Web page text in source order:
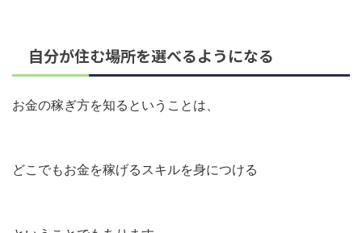
自分が住む場所を選べるようになる
お金の稼ぎ方を知るということは、
どこでもお金を稼げるスキルを身につける